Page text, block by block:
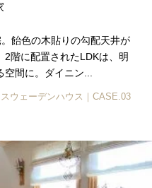
飴色の木貼りの勾配天井が
階に配置されたLDKは、明
間に。ダイニン...
スウェーデンハウス｜CASE.03